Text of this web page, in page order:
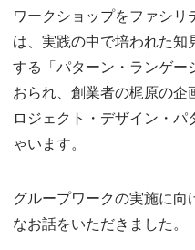
ワークショップをファシ
は、実践の中で培われた
する「パターン・ランゲー
おられ、創業者の梶原の
ロジェクト・デザイン・
ゃいます。
グループワークの実施に向
なお話をいただきました。